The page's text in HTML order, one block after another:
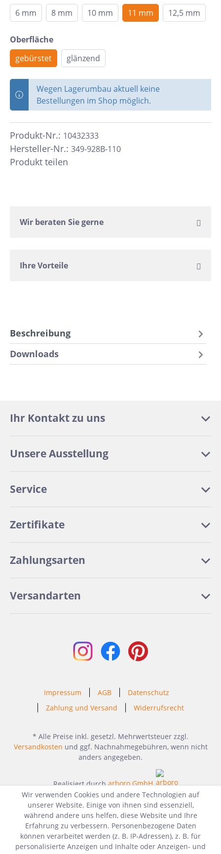
6 mm
8 mm 10 mm 11 mm 12,5 mm
Oberfläche
gebürstet
glänzend
Wegen Lagerumbau aktuell keine
Bestellungen im Shop möglich.
Hersteller-Nr.: 349-928B-110
Produkt-Nr.: 10432333
Produkt teilen
Wir beraten Sie gerne
Ihre Vorteile
Beschreibung
Downloads
Ihr Kontakt zu uns
Unsere Ausstellung
Service
Zertifikate
Zahlungsarten
Versandarten
Impressum AGB
Datenschutz
Zahlung und Versand
Widerrufsrecht
* Alle Preise inkl. gesetzl. Mehrwertsteuer zzgl.
Versandkosten und ggf. Nachnahmegebühren, wenn nicht
anders angegeben.
Realisiert durcharboro GmbH
Wir verwenden Cookies und andere Technologien auf
unserer Website. Einige von ihnen sind essenziell,
während andere uns helfen, diese Website und Ihre
Erfahrung zu verbessern. Personenbezogene Daten
können verarbeitet werden (z. B. IP-Adressen), z. B. für
personalisierte Anzeigen und Inhalte oder Anzeigen- und